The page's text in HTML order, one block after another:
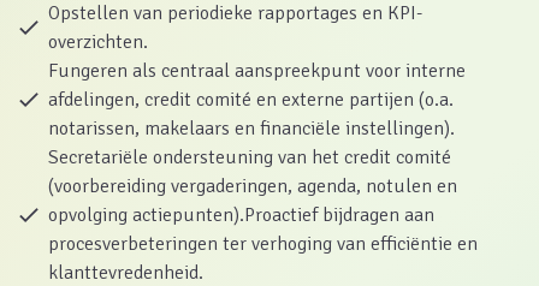
Opstellen van periodieke rapportages en KPI-
overzichten.
Fungeren als centraal aanspreekpunt voor interne
afdelingen, credit comité en externe partijen (o.a.
notarissen, makelaars en financiële instellingen).
Secretariële ondersteuning van het credit comité
(voorbereiding vergaderingen, agenda, notulen en
opvolging actiepunten).Proactief bijdragen aan
procesverbeteringen ter verhoging van efficiëntie en
klanttevredenheid.